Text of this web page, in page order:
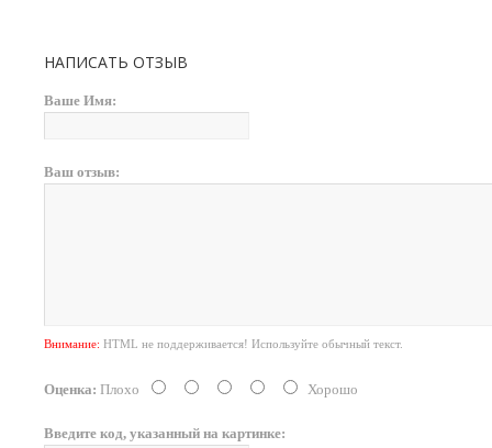
НАПИСАТЬ ОТЗЫВ
Ваше Имя:
Ваш отзыв:
Внимание: HTML не поддерживается! Используйте обычный текст.
Оценка: Плохо Хорошо
Введите код, указанный на картинке: